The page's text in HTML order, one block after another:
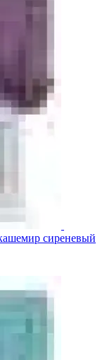
сиреневый